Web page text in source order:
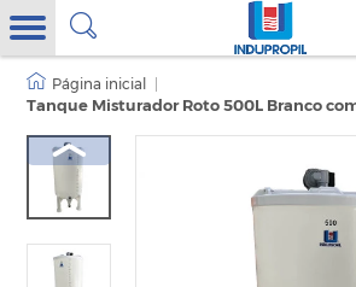
Tanque Misturador Roto 500L Branco